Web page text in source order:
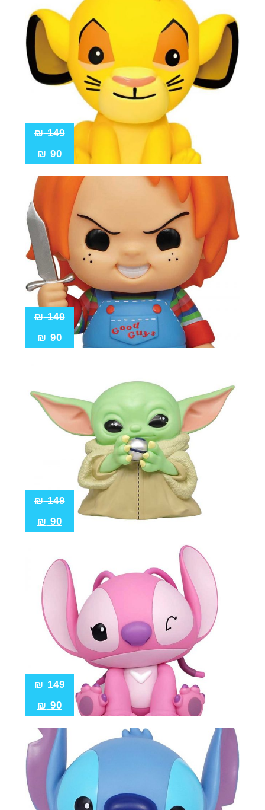
149
₪
90
₪
149
₪
90
₪
149
₪
90
₪
149
₪
90
₪